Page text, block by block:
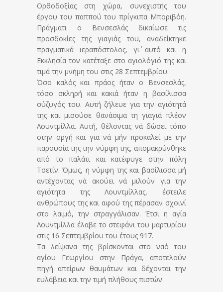
Ορθοδοξίας στη χώρα, συνεχιστής του
έργου του παππού του πρίγκιπα Μποριβόη.
Πράγματι ο Βενσεσλάς δικαίωσε τις
προσδοκίες της γιαγιάς του, αναδείκτηκε
πραγματικά ιεραπόστολος, γι΄ αυτό και η
Εκκλησία τον κατέταξε στο αγιολόγιό της και
τιμά την μνήμη του στις 28 Σεπτεμβρίου.
Όσο καλός και πράος ήταν ο Βενσεσλάς,
τόσο σκληρή και κακιά ήταν η βασίλισσα
σύζυγός του. Αυτή ζήλευε για την αγιότητά
της και μισούσε θανάσιμα τη γιαγιά πλέον
Λουντμίλλα. Αυτή, θέλοντας νά δώσει τόπο
στην οργή και για νά μήν προκαλεί με την
παρουσία της την νύμφη της, απομακρύνθηκε
από το παλάτι και κατέφυγε στην πόλη
Τσετίν. Όμως, η νύμφη της και βασίλισσα μή
αντέχοντας νά ακούει νά μιλούν για την
αγιότητα της Λουντμίλλας, έστειλε
ανθρώπους της και αφού της πέρασαν σχοινί
στο λαιμό, την στραγγάλισαν. Έτσι η αγία
Λουντμίλλα έλαβε το στεφάνι του μαρτυρίου
στις 16 Σεπτεμβρίου του έτους 917.
Τα λείψανα της βρίσκονται στο ναό του
αγίου Γεωργίου στην Πράγα, αποτελούν
πηγή απείρων θαυμάτων και δέχονται την
ευλάβεια και την τιμή πλήθους πιστών.